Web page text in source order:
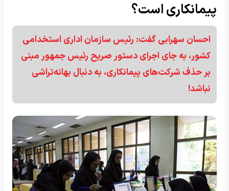
پیمانکاری است؟
احسان سهرابی گفت: رئیس سازمان اداری استخدامی
کشور، به جای اجرای دستور صریح رئیس جمهور مبنی
بر حذف شرکت‌های پیمانکاری، به دنبال بهانه‌تراشی
نباشد!